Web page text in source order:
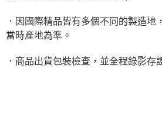
．因國際精品皆有多個不同的製造地
當時產地為準。
．商品出貨包裝檢查，並全程錄影存